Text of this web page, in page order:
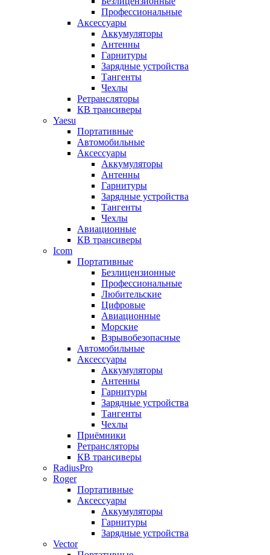
Профессиональные
Аксессуары
Аккумуляторы
Антенны
Гарнитуры
Зарядные устройства
Тангенты
Чехлы
Ретрансляторы
КВ трансиверы
Yaesu
Портативные
Автомобильные
Аксессуары
Аккумуляторы
Антенны
Гарнитуры
Зарядные устройства
Тангенты
Чехлы
Авиационные
КВ трансиверы
Icom
Портативные
Безлицензионные
Профессиональные
Любительские
Цифровые
Авиационные
Морские
Взрывобезопасные
Автомобильные
Аксессуары
Аккумуляторы
Антенны
Гарнитуры
Зарядные устройства
Тангенты
Чехлы
Приёмники
Ретрансляторы
КВ трансиверы
RadiusPro
Roger
Портативные
Аксессуары
Аккумуляторы
Гарнитуры
Зарядные устройства
Vector